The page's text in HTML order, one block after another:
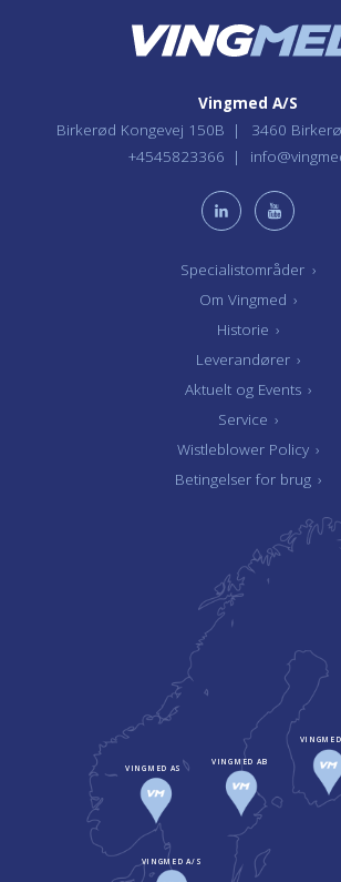
Specialistområder ›
Om Vingmed ›
Historie ›
Leverandører ›
Aktuelt og Events ›
Service ›
Wistleblower Policy ›
Betingelser for brug ›
Vingmed A/S
Birkerød Kongevej 150B
3460
+4545823366
VINGMED A/S
VINGMED AS
VINGMED AB